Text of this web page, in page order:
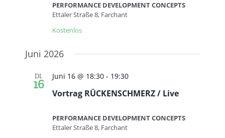
PERFORMANCE DEVELOPMENT CONCEPTS
Ettaler Straße 8, Farchant
Kostenlos
Juni 2026
DI.
16
Vortrag RÜCKENSCHMERZ / Live
Juni 16 @ 18:30- 19:30
PERFORMANCE DEVELOPMENT CONCEPTS
Ettaler Straße 8, Farchant